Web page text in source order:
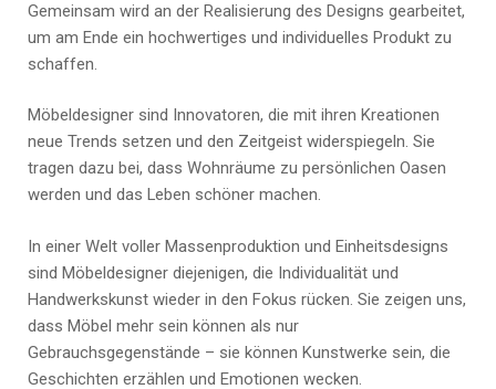
Gemeinsam wird an der Realisierung des Designs gearbeitet,
um am Ende ein hochwertiges und individuelles Produkt zu
schaffen.
Möbeldesigner sind Innovatoren, die mit ihren Kreationen
neue Trends setzen und den Zeitgeist widerspiegeln. Sie
tragen dazu bei, dass Wohnräume zu persönlichen Oasen
werden und das Leben schöner machen.
In einer Welt voller Massenproduktion und Einheitsdesigns
sind Möbeldesigner diejenigen, die Individualität und
Handwerkskunst wieder in den Fokus rücken. Sie zeigen uns,
dass Möbel mehr sein können als nur
Gebrauchsgegenstände – sie können Kunstwerke sein, die
Geschichten erzählen und Emotionen wecken.